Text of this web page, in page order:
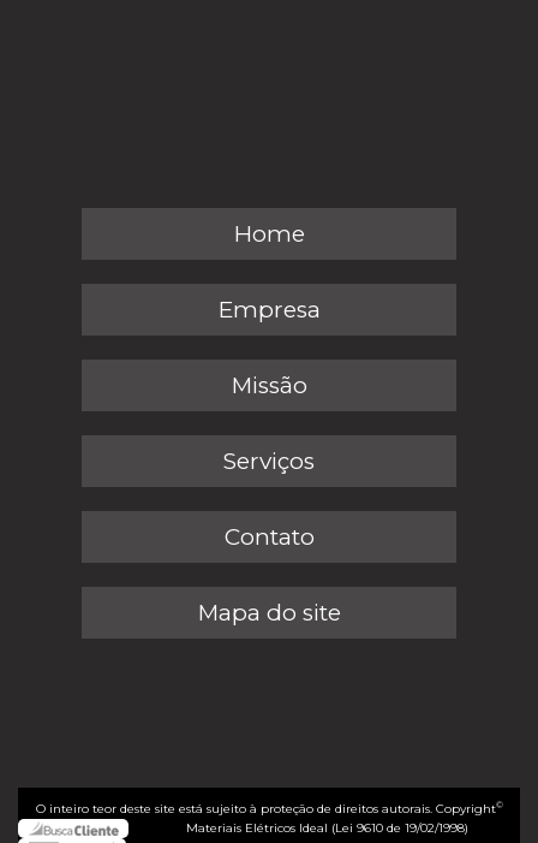
Home
Empresa
Missão
Serviços
Contato
Mapa do site
O inteiro teor deste site está sujeito à proteção de direitos autorais. Copyright©
Materiais Elétricos Ideal (Lei 9610 de 19/02/1998)